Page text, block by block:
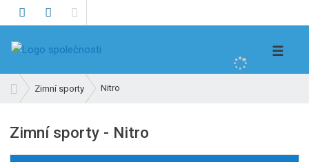
a
☰
v
d
Zimní sporty Nitro
Zimní sporty - Nitro